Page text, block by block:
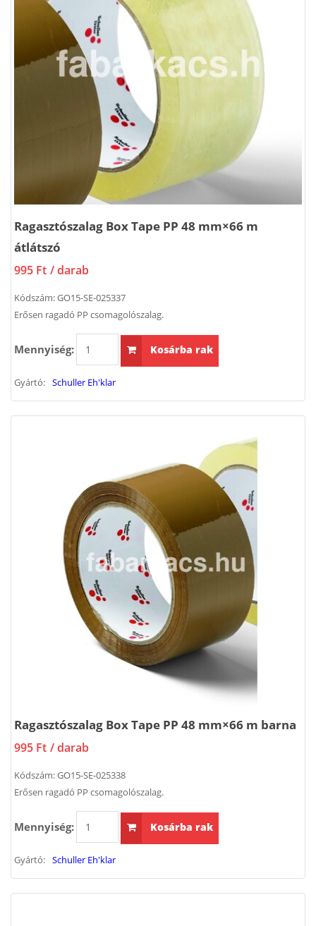
Ragasztószalag Box Tape PP 48 mm×66 m
átlátszó
995 Ft / darab
Kódszám:GO15-SE-025337
Erősen ragadó PP csomagolószalag.
Mennyiség: Kosárba rak
Gyártó: Schuller Eh'klar
Ragasztószalag Box Tape PP 48 mm×66 m barna
995 Ft / darab
Kódszám:GO15-SE-025338
Erősen ragadó PP csomagolószalag.
Mennyiség: Kosárba rak
Gyártó: Schuller Eh'klar